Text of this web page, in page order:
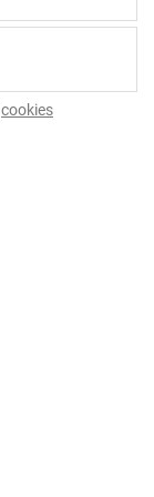
cookies